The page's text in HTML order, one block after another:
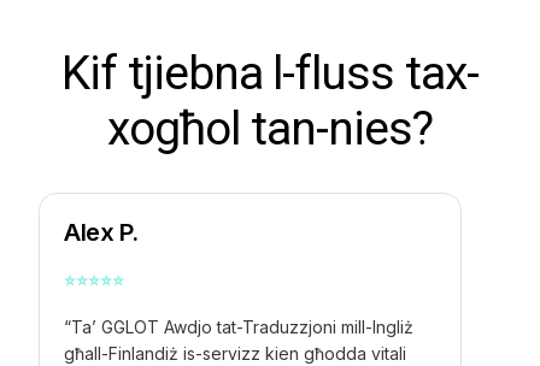
Kif tjiebna l-fluss tax-
xogħol tan-nies?
Alex P.
⭐⭐⭐⭐⭐
“Ta’ GGLOTAwdjo tat-Traduzzjoni mill-Ingliż
għall-Finlandiż is-servizz kien għodda vitali